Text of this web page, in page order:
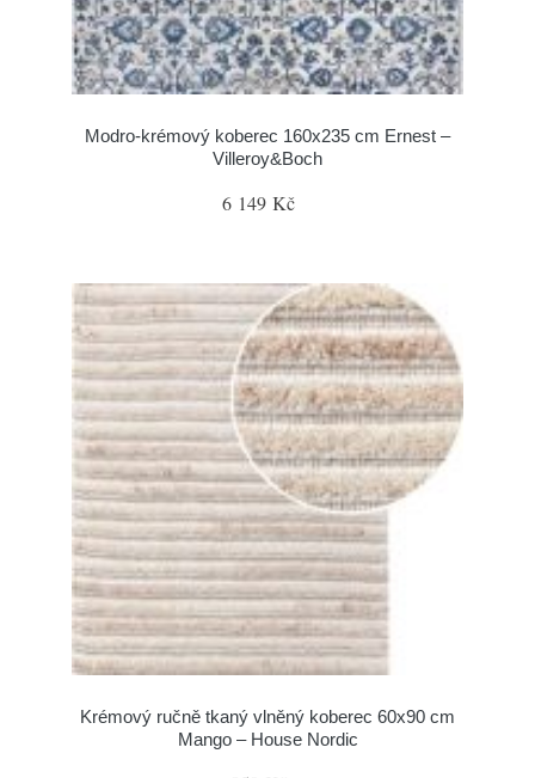
Modro-krémový koberec 160x235 cm Ernest –
Villeroy&Boch
6 149 Kč
Krémový ručně tkaný vlněný koberec 60x90 cm
Mango – House Nordic